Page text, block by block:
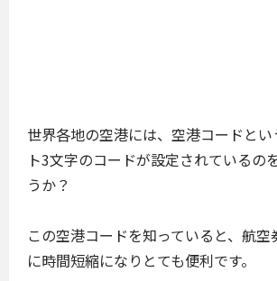
世界各地の空港には、空港コードと
ト3文字のコードが設定されているの
うか？
この空港コードを知っていると、航
に時間短縮になりとても便利です。